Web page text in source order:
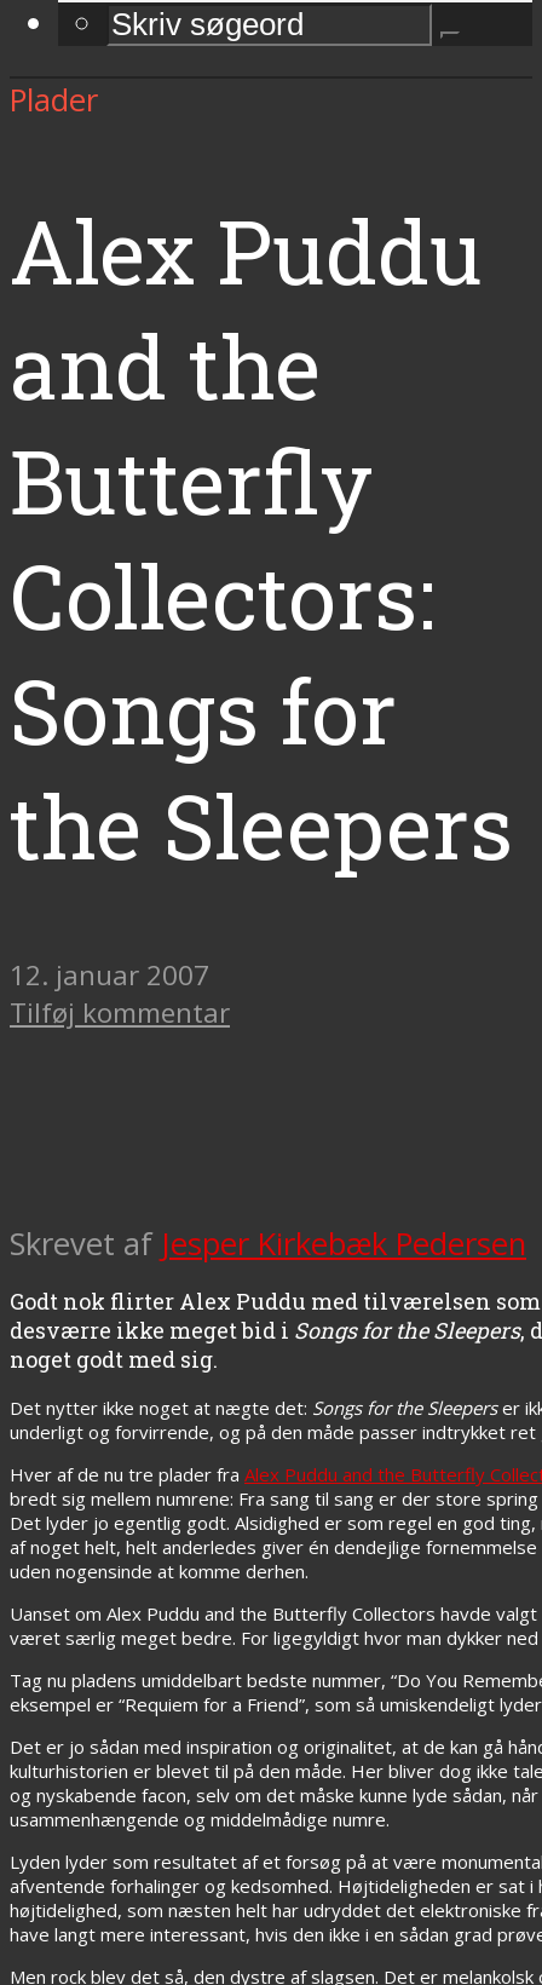
Plader
Alex Puddu
and the
Butterfly
Collectors:
Songs for
the Sleepers
12. januar 2007
Tilføj kommentar
Skrevet af Jesper Kirkebæk Pedersen
Godt nok flirter Alex Puddu med tilværelsen
desværre ikke meget bid i Songs for the Sleepers,
noget godt med sig.
Det nytter ikke noget at nægte det: Songs for the Sleeperser
underligt og forvirrende, og på den måde passer indtrykket
Hver af de nu tre plader fra Alex Puddu and the Butterfly
bredt sig mellem numrene: Fra sang til sang er der store
Det lyder jo egentlig godt. Alsidighed er som regel en god
af noget helt, helt anderledes giver én dendejlige
uden nogensinde at komme derhen.
Uanset om Alex Puddu and the Butterfly Collectors havde
været særlig meget bedre. For ligegyldigt hvor man dykker
Tag nu pladens umiddelbart bedste nummer, “Do You
eksempel er “Requiem for a Friend”, som så umiskendeligt
Det er jo sådan med inspiration og originalitet, at de kan gå
kulturhistorien er blevet til på den måde. Her bliver dog ikke
og nyskabende facon, selv om det måske kunne lyde sådan,
usammenhængende og middelmådige numre.
Lyden lyder som resultatet af et forsøg på at være
afventende forhalinger og kedsomhed. Højtideligheden er sat
højtidelighed, som næsten helt har udryddet det elektroniske
have langt mere interessant, hvis den ikke i en sådan grad
Men rock blev det så, den dystre af slagsen. Det er